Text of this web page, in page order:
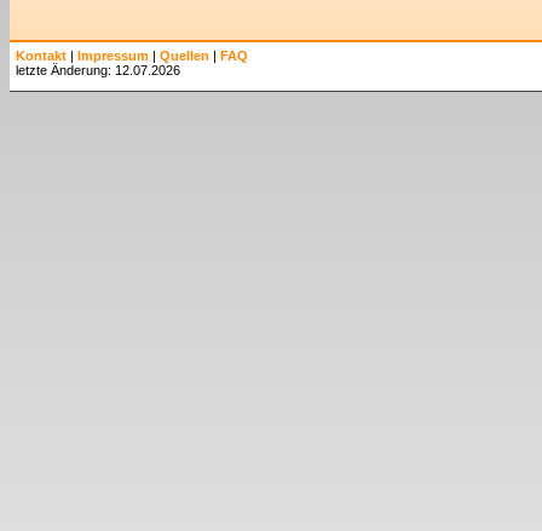
Kontakt | Impressum | Quellen | FAQ
letzte Änderung: 12.07.2026